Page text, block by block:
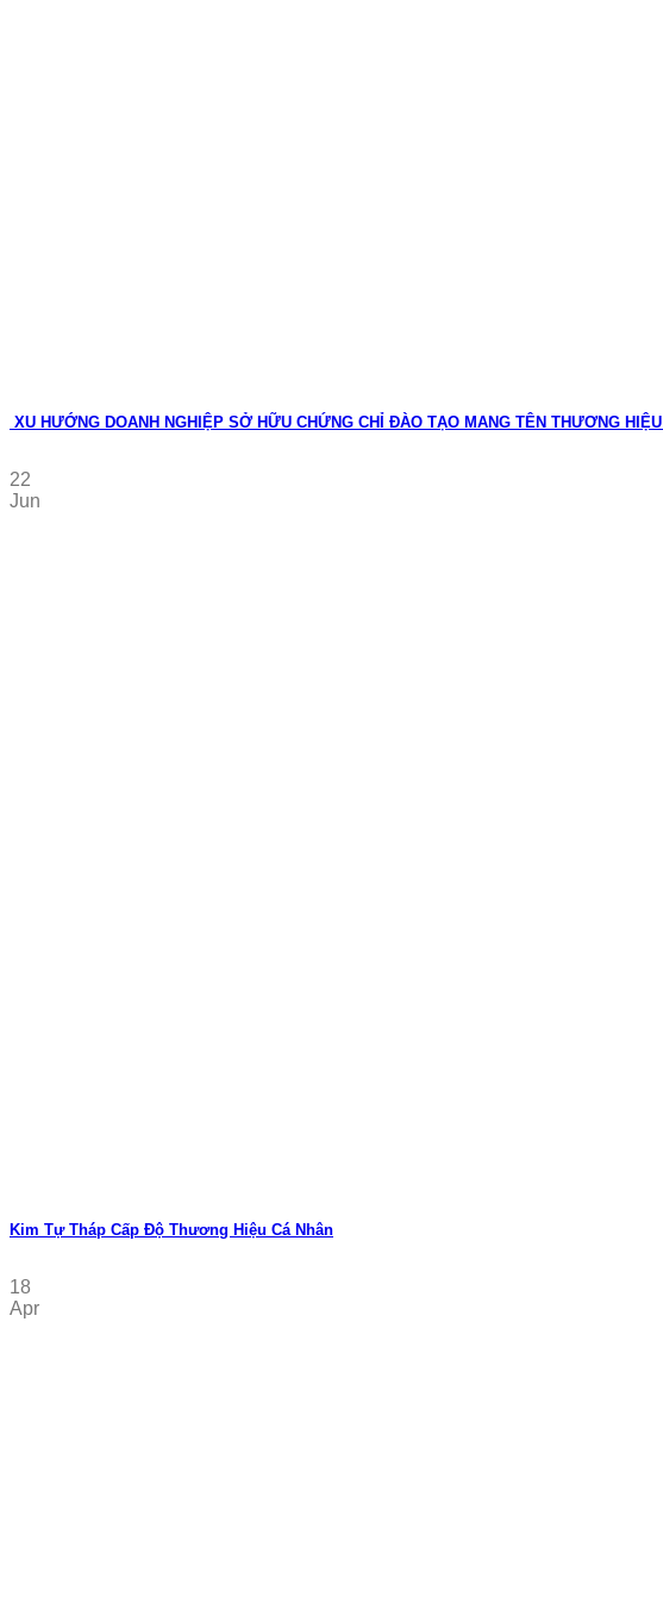
XU HƯỚNG DOANH NGHIỆP SỞ HỮU CHỨNG CHỈ ĐÀO TẠO MANG TÊN THƯƠNG HIỆU
22
Jun
Kim Tự Tháp Cấp Độ Thương Hiệu Cá Nhân
18
Apr